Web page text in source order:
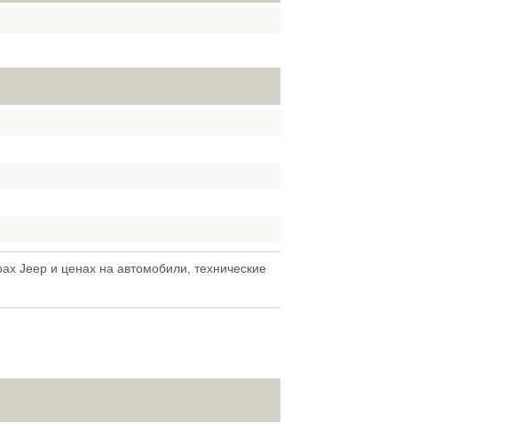
Jeep и ценах на автомобили, технические